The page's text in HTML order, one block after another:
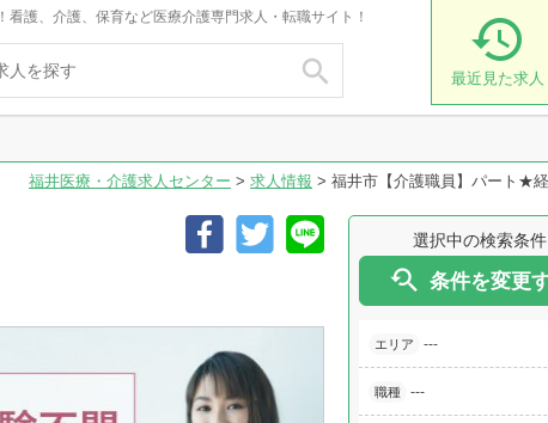
看護、介護、保育など医療介護専門求人・転職サイト！


最近見た求人
福井医療・介護求人センター > 求人情報 > 福井市【介護職員】パート★
選択中の検索条件
 条件を変更
エリア ---
職種 ---